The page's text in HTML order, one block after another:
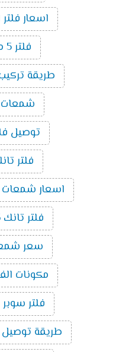
اسعار فلتر
فلتر 5 مراحل تايوانى
طريقة تركيب فلتر 5
شمعات
توصيل
فلتر تانك
اسعار شمعات الفلتر 5
فلتر تانك 5 مراحل الترا بيور
سعر شمعات
مكونات
فلتر سوبر
طريقة توصيل